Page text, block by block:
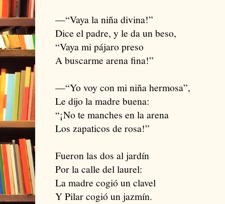
—“Vaya la niña divina!”
Dice el padre, y le da un beso,
“Vaya mi pájaro preso
A buscarme arena fina!”
—“Yo voy con mi niña hermosa”,
Le dijo la madre buena:
“¡No te manches en la arena
Los zapaticos de rosa!”
Fueron las dos al jardín
Por la calle del laurel:
La madre cogió un clavel
Y Pilar cogió un jazmín.